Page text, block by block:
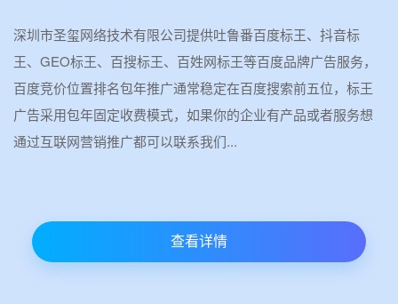
深圳市圣玺网络技术有限公司提供吐鲁番百度标王、抖音标
王、GEO标王、百搜标王、百姓网标王等百度品牌广告服务，
百度竞价位置排名包年推广通常稳定在百度搜索前五位，标王
广告采用包年固定收费模式，如果你的企业有产品或者服务想
通过互联网营销推广都可以联系我们...
查看详情